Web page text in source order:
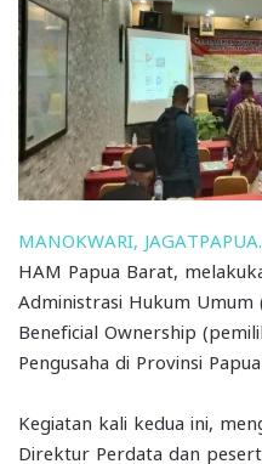
MANOKWARI,
HAM Papua Barat,
Administrasi Hukum
Beneficial Ownership
Pengusaha di Provinsi
Kegiatan kali kedua ini,
Direktur Perdata dan